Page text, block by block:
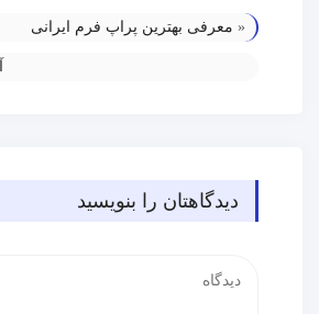
« معرفی بهترین پراپ فرم ایرانی
دیدگاهتان را بنویسید